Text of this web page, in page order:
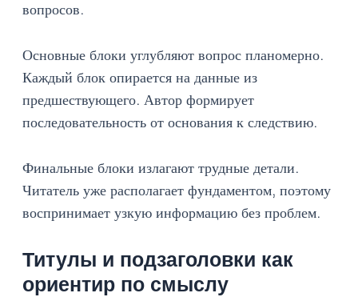
вопросов.
Основные блоки углубляют вопрос планомерно.
Каждый блок опирается на данные из
предшествующего. Автор формирует
последовательность от основания к следствию.
Финальные блоки излагают трудные детали.
Читатель уже располагает фундаментом, поэтому
воспринимает узкую информацию без проблем.
Титулы и подзаголовки как
ориентир по смыслу